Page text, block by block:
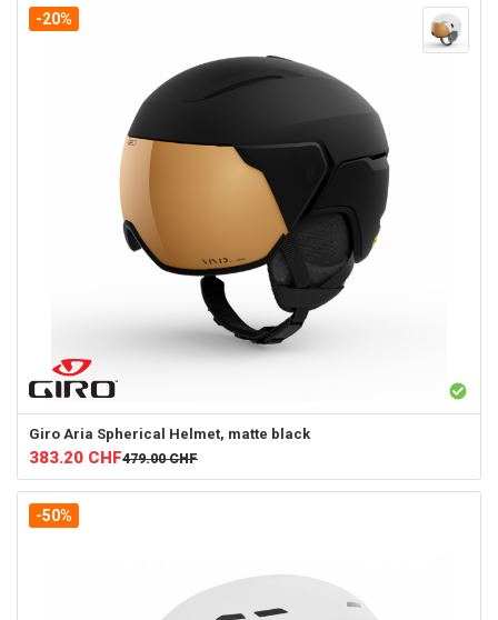
-20%
Giro Aria Spherical Helmet, matte black
383.20 CHF479.00 CHF
-50%